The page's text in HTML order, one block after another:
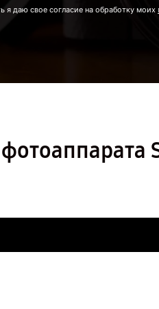
я даю свое согласие на обработку моих